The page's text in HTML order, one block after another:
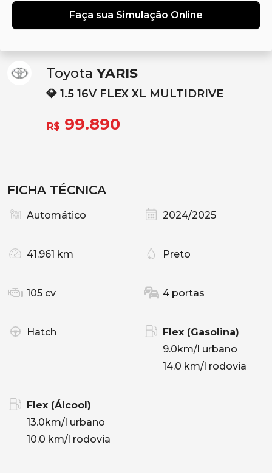
Faça sua Simulação Online
Toyota YARIS
💎 1.5 16V FLEX XL MULTIDRIVE
R$ 99.890
FICHA TÉCNICA
Automático 2024/2025
41.961 km Preto
105 cv 4 portas
Hatch
Flex (Gasolina)
9.0km/l urbano
14.0 km/l rodovia
Flex (Álcool)
13.0km/l urbano
10.0 km/l rodovia